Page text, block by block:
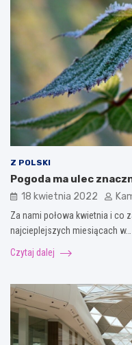
Z POLSKI
Pogoda ma ulec
18 kwietnia 2022
Za nami połowa kwietnia i co
najcieplejszych miesiącach w…
Czytaj dalej